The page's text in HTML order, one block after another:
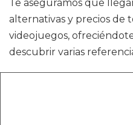
Te aseguramos que
alternativas y precios de
videojuegos,
descubrir varias